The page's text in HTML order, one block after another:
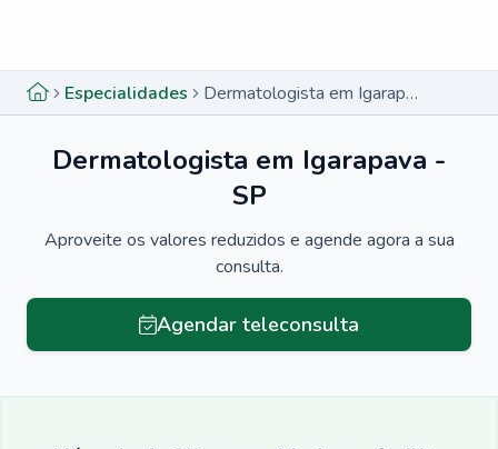
Especialidades Dermatologista em Igarapava - SP
Dermatologista em Igarapava -
SP
Aproveite os valores reduzidos e agende agora a sua
consulta.
Agendar teleconsulta